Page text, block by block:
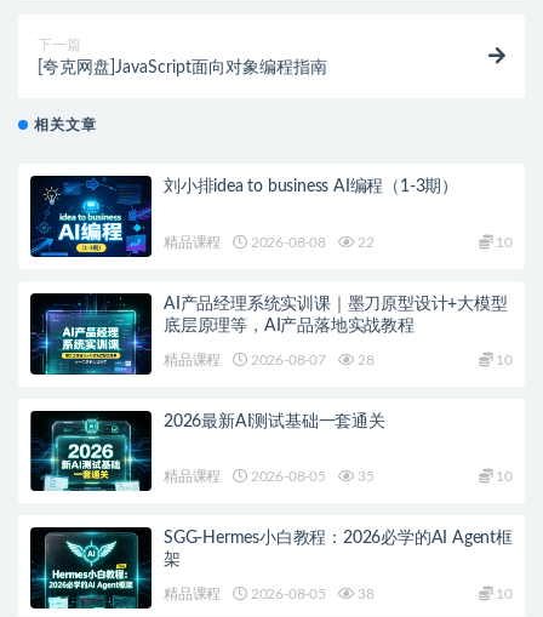
下一篇
[夸克网盘]JavaScript面向对象编程指南
相关文章
刘小排idea to business AI编程（1-3期）
精品课程 2026-08-08 22 10
AI产品经理系统实训课｜墨刀原型设计+大模型
底层原理等，AI产品落地实战教程
精品课程 2026-08-07 28 10
2026最新AI测试基础一套通关
精品课程 2026-08-05 35 10
SGG-Hermes小白教程：2026必学的AI Agent框
架
精品课程 2026-08-05 38 10